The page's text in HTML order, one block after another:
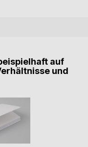
auf
und